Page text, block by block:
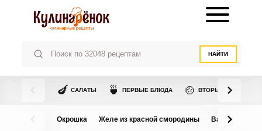
НАЙТИ
🍆 САЛАТЫ 🍵 ПЕРВЫЕ БЛЮДА 🍲 ВТОРЫЕ БЛЮДА
Окрошка Желе из красной смородины Варенье из